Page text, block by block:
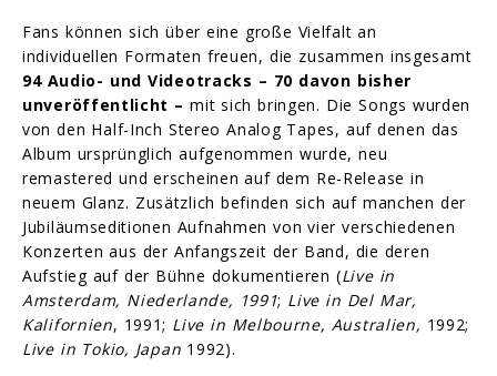
Fans können sich über eine große Vielfalt an
individuellen Formaten freuen, die zusammen insgesamt
94 Audio- und Videotracks – 70 davon bisher
unveröffentlicht – mit sich bringen. Die Songs wurden
von den Half-Inch Stereo Analog Tapes, auf denen das
Album ursprünglich aufgenommen wurde, neu
remastered und erscheinen auf dem Re-Release in
neuem Glanz. Zusätzlich befinden sich auf manchen der
Jubiläumseditionen Aufnahmen von vier verschiedenen
Konzerten aus der Anfangszeit der Band, die deren
Aufstieg auf der Bühne dokumentieren (Live in
Amsterdam, Niederlande, 1991; Live in Del Mar,
Kalifornien, 1991; Live in Melbourne, Australien, 1992;
Live in Tokio, Japan 1992).